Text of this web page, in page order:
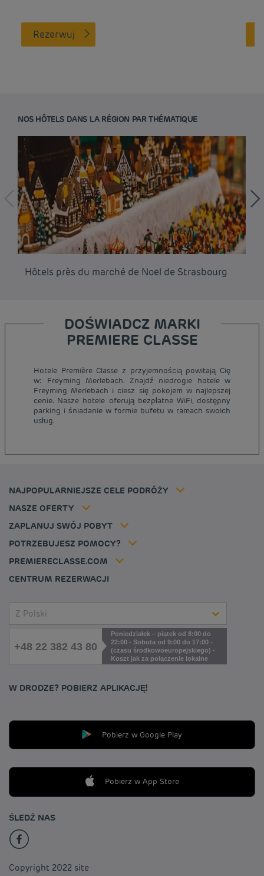
Rezerwuj
NOS HÔTELS DANS LA RÉGION PAR THÉMATIQUE
Hôtels près du marché de Noël de Strasbourg
DOŚWIADCZ MARKI
PREMIERE CLASSE
Hotele Première Classe z przyjemnością powitają Cię
w: Freyming Merlebach. Znajdź niedrogie hotele w
Freyming Merlebach i ciesz się pokojem w najlepszej
cenie. Nasze hotele oferują bezpłatne WiFi, dostępny
parking i śniadanie w formie bufetu w ramach swoich
usług.
NAJPOPULARNIEJSZE CELE PODRÓŻY
Tanie hotele Paryż
Tanie hotele Warszawa
Tanie hotele Wrocław
Tanie hotele Polska
Tanie hotele Belgia
NASZE OFERTY
Stawka członkowska
ZAPLANUJ SWÓJ POBYT
POTRZEBUJESZ POMOCY?
PREMIERECLASSE.COM
Informacje prawne
Regulamin
Tax policy
Kariera
Louvre Hotels Group
CENTRUM REZERWACJI
Z Polski
+48 22 382 43 80
Poniedziałek – piątek od 8:00 do
22:00 - Sobota od 9:00 do 17:00 -
(czasu środkowoeuropejskiego) -
Koszt jak za połączenie lokalne
W DRODZE? POBIERZ APLIKACJĘ!
Pobierz w Google Play
Pobierz w App Store
ŚLEDŹ NAS
Copyright 2022 site